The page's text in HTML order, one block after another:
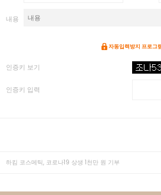
내용
자동입력방지 프로그
인증키 보기
인증키 입력
하킴 코스메틱, 코로나19 상생 1천만 원 기부